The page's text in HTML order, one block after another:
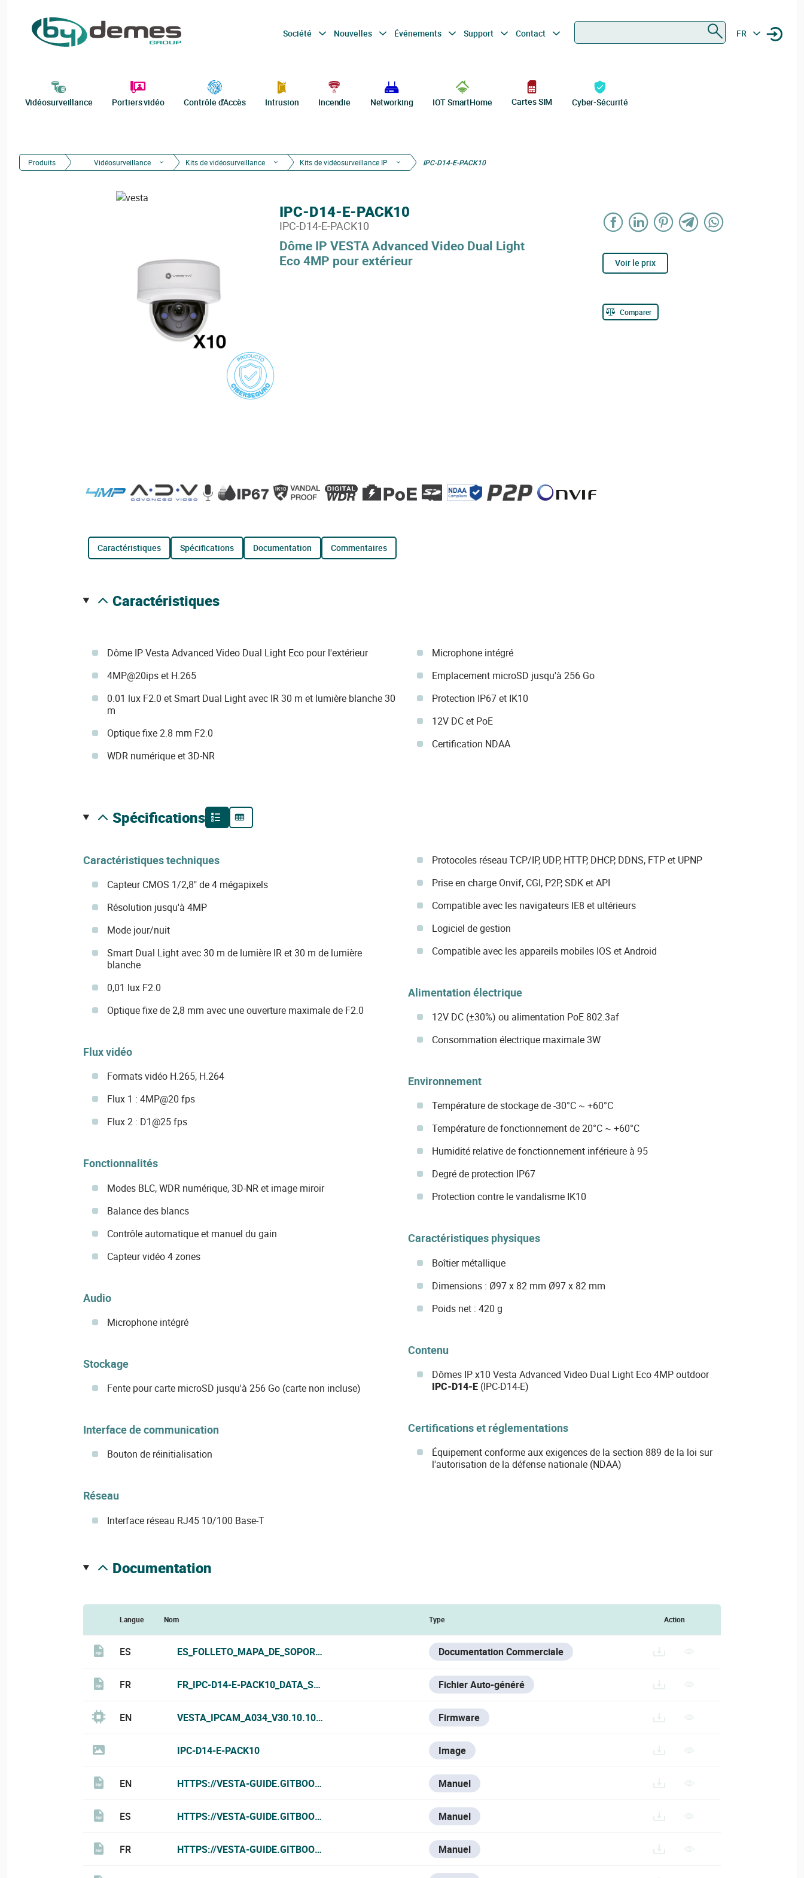
Société Nouvelles Événements Support Contact FR
Vidéosurveillance Portiers vidéo Contrôle d'Accès Intrusion Incendie Networking IOT SmartHome Cartes SIM Cyber-Sécurité
Produits Vidéosurveillance Kits de vidéosurveillance Kits de vidéosurveillance IP IPC-D14-E-PACK10
Dôme IP VESTA Advanced Video Dual Light
Eco 4MP pour extérieur
IPC-D14-E-PACK10
IPC-D14-E-PACK10
Voir le prix
Comparer
caractéristiques spécifications documentation commentaires
caractéristiques
Dôme IP Vesta Advanced Video Dual Light Eco pour l'extérieur
4MP@20ips et H.265
0.01 lux F2.0 et Smart Dual Light avec IR 30 m et lumière blanche 30
m
Optique fixe 2.8 mm F2.0
WDR numérique et 3D-NR
Microphone intégré
Emplacement microSD jusqu'à 256 Go
Protection IP67 et IK10
12V DC et PoE
Certification NDAA
spécifications
Caractéristiques techniques
Capteur CMOS 1/2,8" de 4 mégapixels
Résolution jusqu'à 4MP
Mode jour/nuit
Smart Dual Light avec 30 m de lumière IR et 30 m de lumière
blanche
0,01 lux F2.0
Optique fixe de 2,8 mm avec une ouverture maximale de F2.0
Flux vidéo
Formats vidéo H.265, H.264
Flux 1 : 4MP@20 fps
Flux 2 : D1@25 fps
Fonctionnalités
Modes BLC, WDR numérique, 3D-NR et image miroir
Balance des blancs
Contrôle automatique et manuel du gain
Capteur vidéo 4 zones
Audio
Microphone intégré
Stockage
Fente pour carte microSD jusqu'à 256 Go (carte non incluse)
Interface de communication
Bouton de réinitialisation
Réseau
Interface réseau RJ45 10/100 Base-T
Protocoles réseau TCP/IP, UDP, HTTP, DHCP, DDNS, FTP et UPNP
Prise en charge Onvif, CGI, P2P, SDK et API
Compatible avec les navigateurs IE8 et ultérieurs
Logiciel de gestion
Compatible avec les appareils mobiles IOS et Android
Alimentation électrique
12V DC (±30%) ou alimentation PoE 802.3af
Consommation électrique maximale 3W
Environnement
Température de stockage de -30°C ~ +60°C
Température de fonctionnement de 20°C ~ +60°C
Humidité relative de fonctionnement inférieure à 95
Degré de protection IP67
Protection contre le vandalisme IK10
Caractéristiques physiques
Boîtier métallique
Dimensions : Ø97 x 82 mm Ø97 x 82 mm
Poids net : 420 g
Contenu
Dômes IP x10 Vesta Advanced Video Dual Light Eco 4MP outdoor
IPC-D14-E(IPC-D14-E)
Certifications et réglementations
Équipement conforme aux exigences de la section 889 de la loi sur
l'autorisation de la défense nationale (NDAA)
documentation
Langue Nom Type Action
ES ES_FOLLETO_MAPA_DE_SOPORTES_VESTA_2026.PDF Documentation Commerciale
FR FR_IPC-D14-E-PACK10_DATA_SHEET.PDF Fichier Auto-généré
EN VESTA_IPCAM_A034_V30.10.10130410200.3.1.0.R.2025-07-29.BIN
Firmware
IPC-D14-E-PACK10 Image
EN HTTPS://VESTA-GUIDE.GITBOOK.IO/VESTA-KNOWLEDGE-BASE/IPC-D14-E-PACK10
Manuel
ES HTTPS://VESTA-GUIDE.GITBOOK.IO/VESTA-KNOWLEDGE-BASE/V/ESPANOL/IPC-D14-E-PACK10_ES
Manuel
FR HTTPS://VESTA-GUIDE.GITBOOK.IO/VESTA-KNOWLEDGE-BASE/V/FRANCE-1/IPC-D14-E-PACK10_FR
Manuel